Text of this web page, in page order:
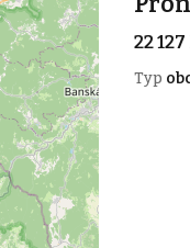
22
Typ